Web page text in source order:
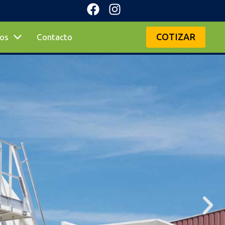
de
Mecalac
Contacto COTIZAR